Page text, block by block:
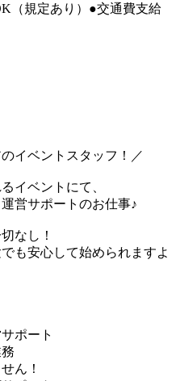
（規定あり）●交通費支給
イベントスタッフ！／
イベントにて、
営サポートのお仕事♪
なし！
も安心して始められますよ
ポート
ん！